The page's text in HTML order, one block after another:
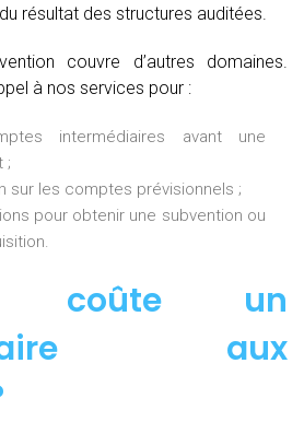
résultat des structures auditées.
couvre d’autres domaines.
à nos services pour :
intermédiaires avant une
;
sur les comptes prévisionnels ;
pour obtenir une subvention ou
coûte un
aux